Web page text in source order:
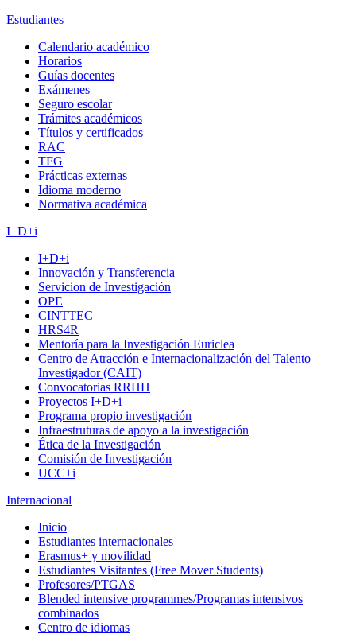
Estudiantes
Calendario académico
Horarios
Guías docentes
Exámenes
Seguro escolar
Trámites académicos
Títulos y certificados
RAC
TFG
Prácticas externas
Idioma moderno
Normativa académica
I+D+i
I+D+i
Innovación y Transferencia
Servicion de Investigación
OPE
CINTTEC
HRS4R
Mentoría para la Investigación Euriclea
Centro de Atracción e Internacionalización del Talento
Investigador (CAIT)
Convocatorias RRHH
Proyectos I+D+i
Programa propio investigación
Infraestruturas de apoyo a la investigación
Ética de la Investigación
Comisión de Investigación
UCC+i
Internacional
Inicio
Estudiantes internacionales
Erasmus+ y movilidad
Estudiantes Visitantes (Free Mover Students)
Profesores/PTGAS
Blended intensive programmes/Programas intensivos
combinados
Centro de idiomas